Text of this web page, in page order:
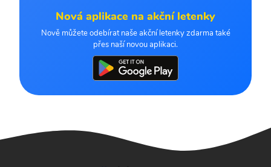
Nová aplikace na akční letenky
Nově můžete odebírat naše akční letenky zdarma také
přes naší novou aplikaci.